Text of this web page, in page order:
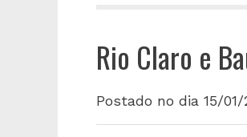
Rio Claro e
Postado no dia 15/01/